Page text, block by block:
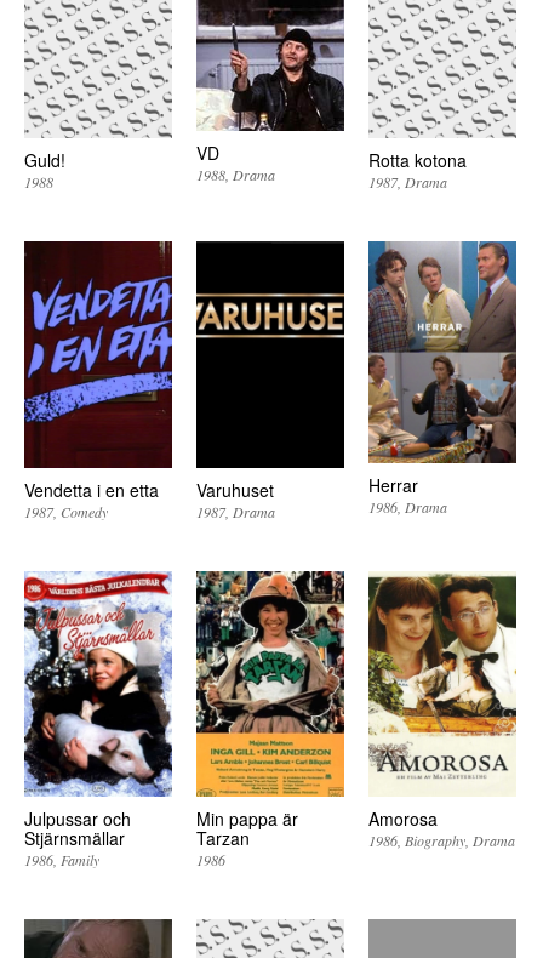
Guld!
1988
VD
1988 Drama
Rotta kotona
1987 Drama
Vendetta i en etta
1987 Comedy
Varuhuset
1987 Drama
Herrar
1986 Drama
Julpussar och
Stjärnsmällar
1986 Family
Min pappa är
Tarzan
1986
Amorosa
1986 Biography Drama